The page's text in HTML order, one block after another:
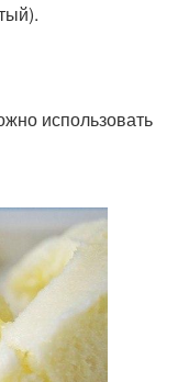
использовать